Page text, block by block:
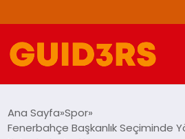
Ana Sayfa Spor
Fenerbahçe Başkanlık Seçiminde